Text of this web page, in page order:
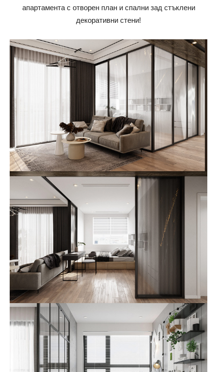
апартамента с отворен план и спални зад стъклени
декоративни стени!